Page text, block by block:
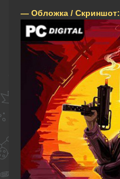
— Обложка / Скриншот: